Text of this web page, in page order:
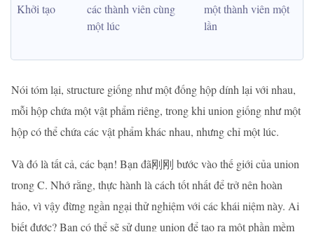
Khởi tạo
các thành viên cùng
một lúc
một thành viên một
lần
Nói tóm lại, structure giống như một đống hộp dính lại với nhau,
mỗi hộp chứa một vật phẩm riêng, trong khi union giống như một
hộp có thể chứa các vật phẩm khác nhau, nhưng chỉ một lúc.
Và đó là tất cả, các bạn! Bạn đã刚刚 bước vào thế giới của union
trong C. Nhớ rằng, thực hành là cách tốt nhất để trở nên hoàn
hảo, vì vậy đừng ngần ngại thử nghiệm với các khái niệm này. Ai
biết được? Bạn có thể sẽ sử dụng union để tạo ra một phần mềm